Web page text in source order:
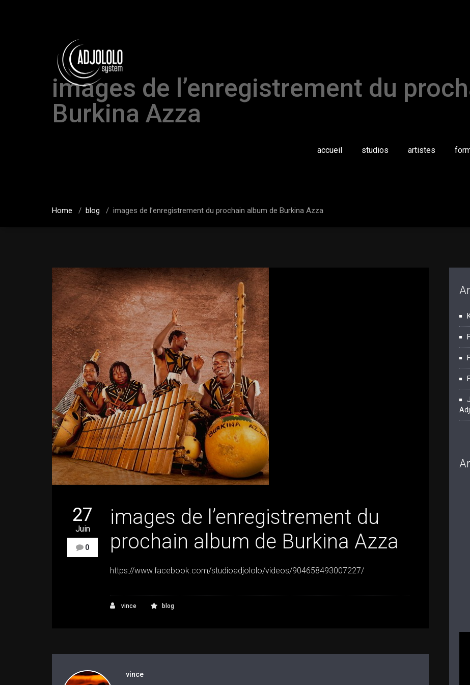
accueil studios artistes
images de l’enregistrement du
Burkina Azza
Home / blog / images de l’enregistrement du prochain album de Burkina Azza
27
Juin
0
images de l’enregistrement du
prochain album de Burkina Azza
https://www.facebook.com/studioadjololo/videos/904658493007227/
vince blog
vince